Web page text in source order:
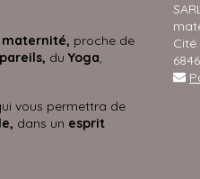
maternité, proche de
du Yoga,
vous permettra de
dans un esprit